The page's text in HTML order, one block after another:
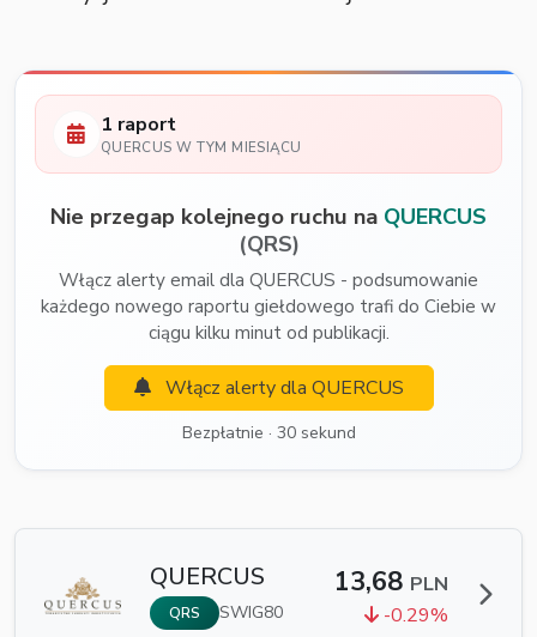
1 raport
QUERCUS W TYM MIESIĄCU
Nie przegap kolejnego ruchu na QUERCUS
(QRS)
Włącz alerty email dla QUERCUS - podsumowanie
każdego nowego raportu giełdowego trafi do Ciebie w
ciągu kilku minut od publikacji.
Włącz alerty dla QUERCUS
Bezpłatnie · 30 sekund
QUERCUS
QRS SWIG80
13,68 PLN
-0.29%